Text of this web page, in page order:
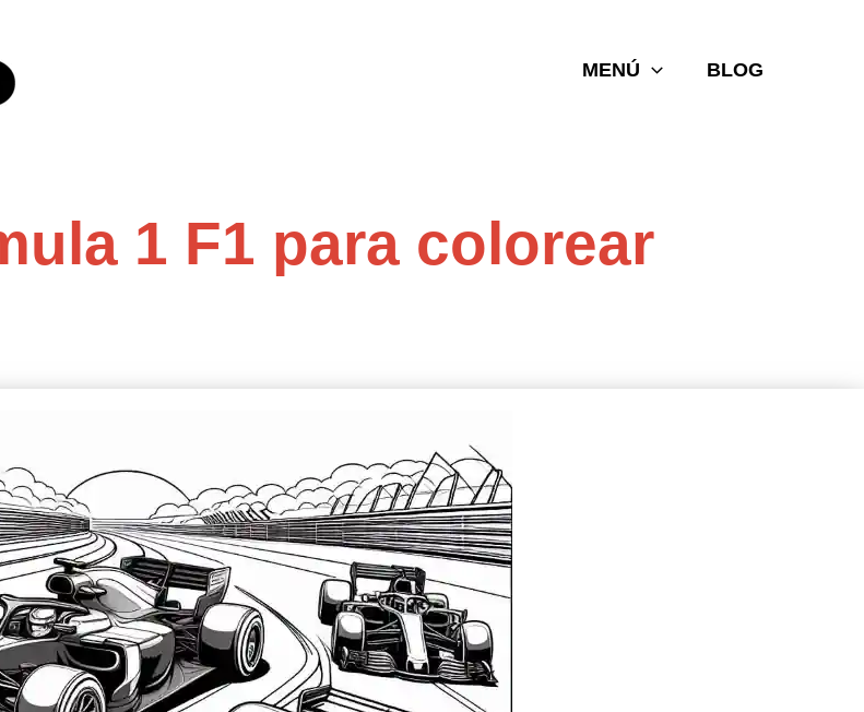
MENÚ BLOG
1 F1 para colorear